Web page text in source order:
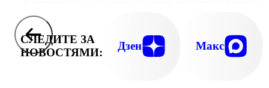
УКРАИНЫ", - СООБЩИЛ ЗАМГЛАВЫ МИД
ГРИГОРИЙ
СЛЕДИТЕ ЗА
НОВОСТЯМИ:
Дзен Макс